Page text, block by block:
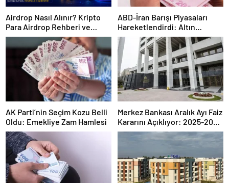
Airdrop Nasıl Alınır? Kripto
Para Airdrop Rehberi ve
Güvenli Katılım Yöntemleri
ABD-İran Barışı Piyasaları
Hareketlendirdi: Altın
Zirveye Çıkarken Petrol
Geriledi
AK Parti’nin Seçim Kozu Belli
Oldu: Emekliye Zam Hamlesi
Merkez Bankası Aralık Ayı Faiz
Kararını Açıklıyor: 2025-2026
Takvimi